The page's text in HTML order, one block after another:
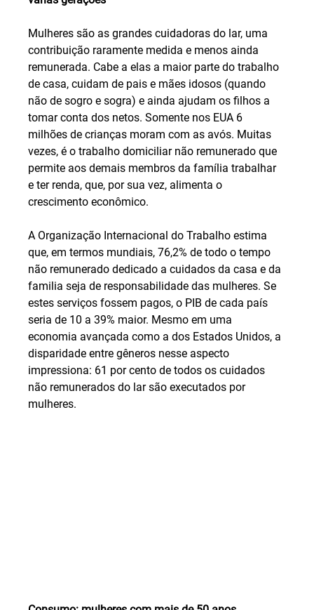
Mulheres são as grandes cuidadoras do lar, uma
contribuição raramente medida e menos ainda
remunerada. Cabe a elas a maior parte do trabalho
de casa, cuidam de pais e mães idosos (quando
não de sogro e sogra) e ainda ajudam os filhos a
tomar conta dos netos. Somente nos EUA 6
milhões de crianças moram com as avós. Muitas
vezes, é o trabalho domiciliar não remunerado que
permite aos demais membros da família trabalhar
e ter renda, que, por sua vez, alimenta o
crescimento econômico.
A Organização Internacional do Trabalho estima
que, em termos mundiais, 76,2% de todo o tempo
não remunerado dedicado a cuidados da casa e da
familia seja de responsabilidade das mulheres. Se
estes serviços fossem pagos, o PIB de cada país
seria de 10 a 39% maior. Mesmo em uma
economia avançada como a dos Estados Unidos, a
disparidade entre gêneros nesse aspecto
impressiona: 61 por cento de todos os cuidados
não remunerados do lar são executados por
mulheres.